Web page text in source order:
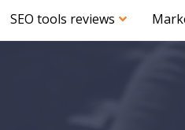
SEO tools reviews